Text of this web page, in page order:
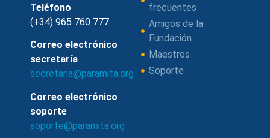
Teléfono
(+34) 965 760 777
Correo electrónico
secretaría
secretaria@paramita.org
Correo electrónico
soporte
soporte@paramita.org
frecuentes
Amigos de la
Fundación
Maestros
Soporte